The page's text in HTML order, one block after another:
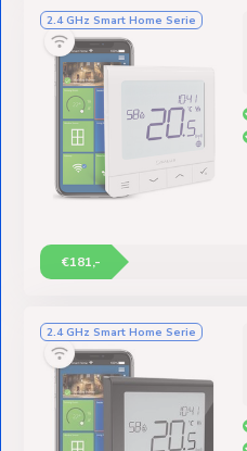
2.4 GHz Smart Home Serie
€181,-
2.4 GHz Smart Home Serie